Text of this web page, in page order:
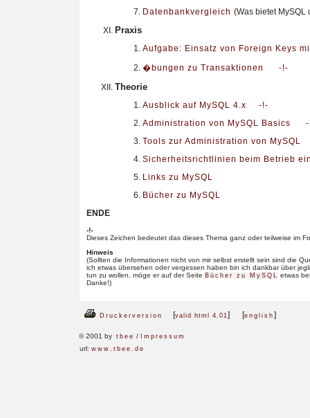
Datenbankvergleich (Was bietet
Praxis
Aufgabe: Einsatz von Foreign Keys
�bungen zu Transaktionen
-!-
Theorie
Ausblick auf MySQL 4.x
-!-
Administration von MySQL Basics
Tools zur Administration von MySQL
Sicherheitsrichtlinien beim Betrieb
Links zu MySQL
Bücher zu MySQL
ENDE
-!-
Dieses Zeichen bedeutet das dieses Thema ganz oder teilweise im
Hinweis
(Sollten die Informationen nicht von mir selbst erstellt sein sind die
ich etwas übersehen oder vergessen haben bin ich dankbar über
tun zu wollen, möge er auf der Seite Bücher zu MySQL etwas
Danke!)
Druckerversion [valid html 4.01] [english ]
© 2001 by tbee / Impressum
url: www.tbee.de